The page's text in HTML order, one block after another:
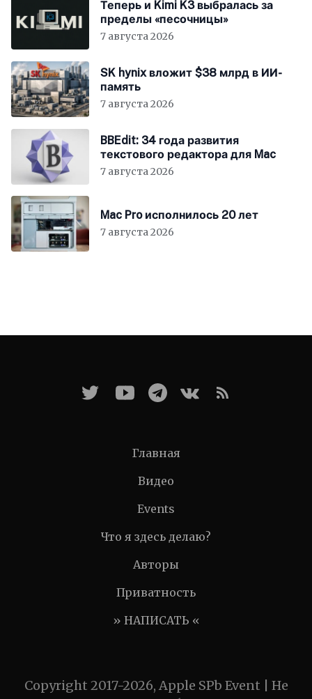
Теперь и Kimi K3 выбралась за
пределы «песочницы»
7 августа 2026
SK hynix вложит $38 млрд в ИИ-
память
7 августа 2026
BBEdit: 34 года развития
текстового редактора для Mac
7 августа 2026
Mac Pro исполнилось 20 лет
7 августа 2026
Главная
Видео
Events
Что я здесь делаю?
Авторы
Приватность
» НАПИСАТЬ «
Copyright 2017-2026, Apple SPb Event | Не